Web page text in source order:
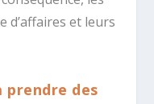
d’affaires et leurs
prendre des